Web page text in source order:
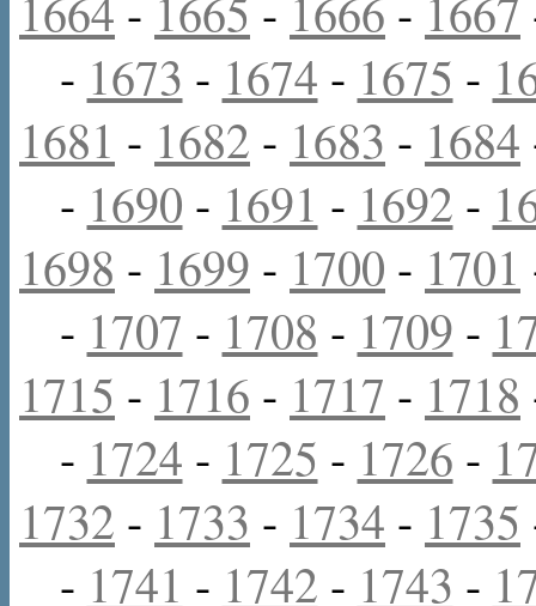
- 1673 - 1674 - 1675 -
1681 - 1682 - 1683 - 1684
- 1690 - 1691 - 1692 -
1698 - 1699 - 1700 - 1701
- 1707 - 1708 - 1709 -
1715 - 1716 - 1717 - 1718
- 1724 - 1725 - 1726 -
1732 - 1733 - 1734 - 1735
- 1741 - 1742 - 1743 -